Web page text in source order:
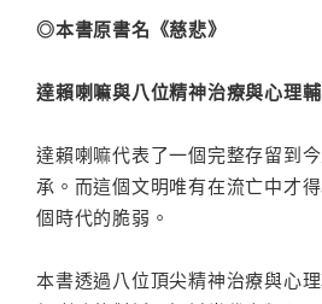
◎本書原書名《慈悲》
達賴喇嘛與八位精神治療與心理
達賴喇嘛代表了一個完整存留到
承。而這個文明唯有在流亡中才
個時代的脆弱。
本書透過八位頂尖精神治療與心